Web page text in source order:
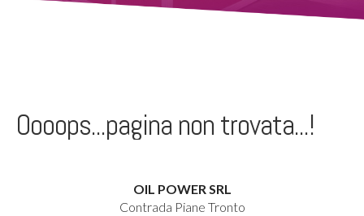
Oooops...pagina non trovata...!
OIL POWER SRL
Contrada Piane Tronto